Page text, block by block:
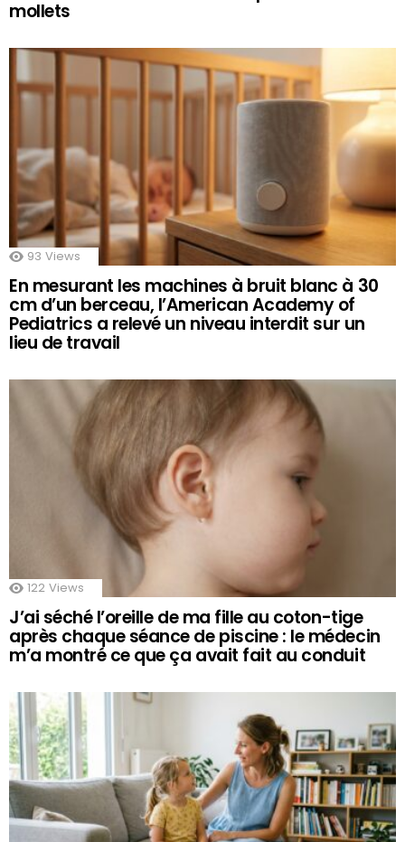
mollets
93 Views
En mesurant les machines à bruit blanc à 30
cm d’un berceau, l’American Academy of
Pediatrics a relevé un niveau interdit sur un
lieu de travail
122 Views
J’ai séché l’oreille de ma fille au coton-tige
après chaque séance de piscine : le médecin
m’a montré ce que ça avait fait au conduit